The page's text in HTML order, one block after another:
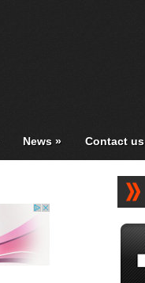
News » Contact us